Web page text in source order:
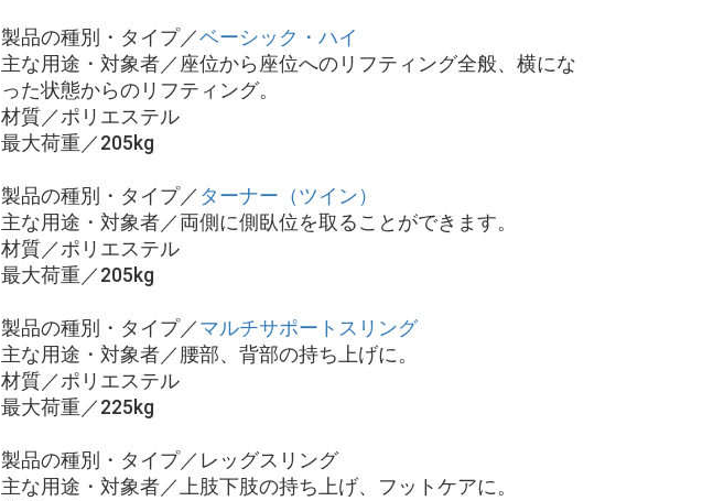
製品の種別・タイプ／ベーシック・ハイ
主な用途・対象者／座位から座位へのリフティング全般、横にな
った状態からのリフティング。
材質／ポリエステル
最大荷重／205kg
製品の種別・タイプ／ ターナー（ツイン）
主な用途・対象者／両側に側臥位を取ることができます。
材質／ポリエステル
最大荷重／205kg
製品の種別・タイプ／ マルチサポートスリング
主な用途・対象者／腰部、背部の持ち上げに。
材質／ポリエステル
最大荷重／225kg
製品の種別・タイプ／レッグスリング
主な用途・対象者／上肢下肢の持ち上げ、フットケアに。